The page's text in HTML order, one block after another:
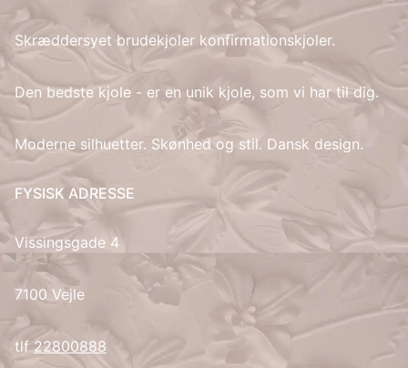
IT
LV
LT
RU
ES
Skræddersyet brudekjoler konfirmationskjoler.
Den bedste kjole - er en unik kjole, som vi har til dig.
Moderne silhuetter. Skønhed og stil. Dansk design.
FYSISK ADRESSE
Vissingsgade 4
7100 Vejle
tlf22800888